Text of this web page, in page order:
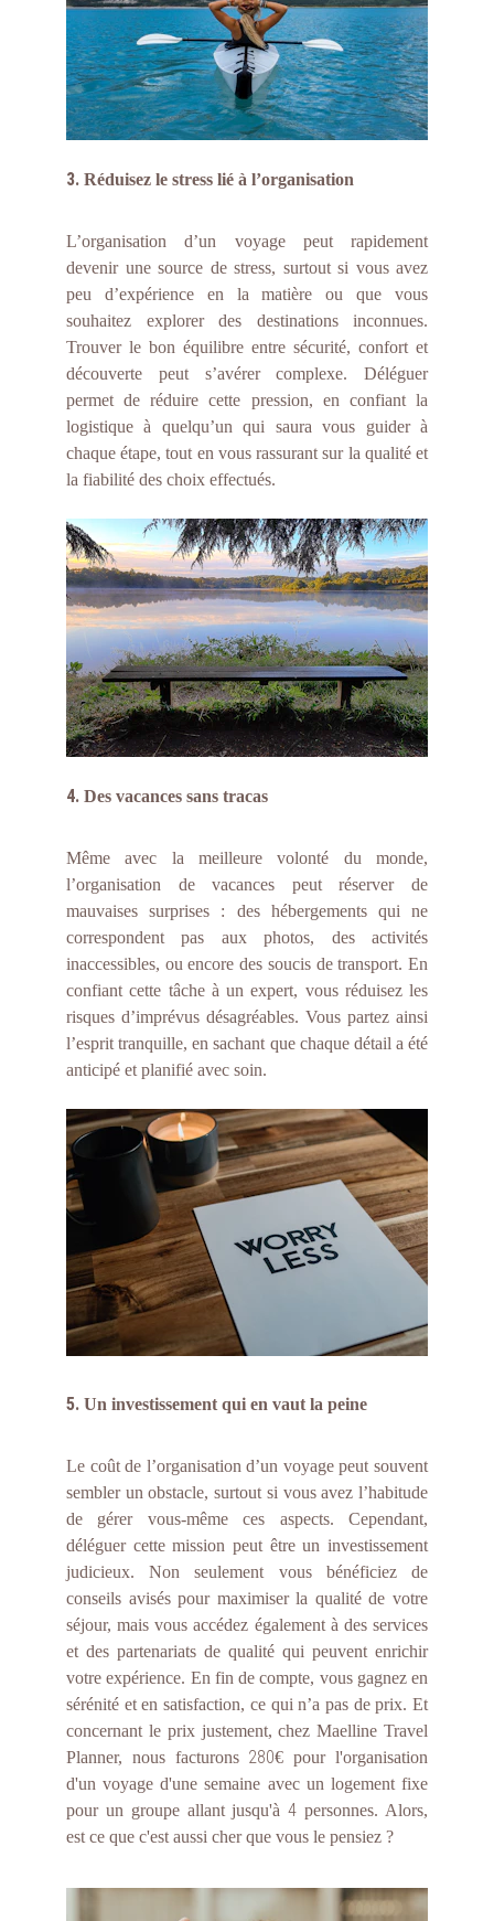
4. Des vacances sans tracas
Même avec la meilleure volonté du monde,
l’organisation de vacances peut réserver de
mauvaises surprises : des hébergements qui ne
correspondent pas aux photos, des activités
inaccessibles, ou encore des soucis de transport. En
confiant cette tâche à un expert, vous réduisez les
risques d’imprévus désagréables. Vous partez ainsi
l’esprit tranquille, en sachant que chaque détail a été
anticipé et planifié avec soin.
3. Réduisez le stress lié à l’organisation
L’organisation d’un voyage peut rapidement
devenir une source de stress, surtout si vous avez
peu d’expérience en la matière ou que vous
souhaitez explorer des destinations inconnues.
Trouver le bon équilibre entre sécurité, confort et
découverte peut s’avérer complexe. Déléguer
permet de réduire cette pression, en confiant la
logistique à quelqu’un qui saura vous guider à
chaque étape, tout en vous rassurant sur la qualité et
la fiabilité des choix effectués.
5. Un investissement qui en vaut la peine
Le coût de l’organisation d’un voyage peut souvent
sembler un obstacle, surtout si vous avez l’habitude
de gérer vous-même ces aspects. Cependant,
déléguer cette mission peut être un investissement
judicieux. Non seulement vous bénéficiez de
conseils avisés pour maximiser la qualité de votre
séjour, mais vous accédez également à des services
et des partenariats de qualité qui peuvent enrichir
votre expérience. En fin de compte, vous gagnez en
sérénité et en satisfaction, ce qui n’a pas de prix. Et
concernant le prix justement, chez Maelline Travel
Planner, nous facturons 280€ pour l'organisation
d'un voyage d'une semaine avec un logement fixe
pour un groupe allant jusqu'à4 personnes. Alors,
est ce que c'est aussi cher que vous le pensiez ?